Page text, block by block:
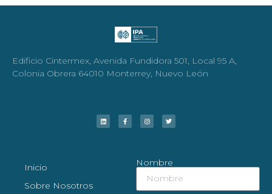
Edificio Cintermex, Avenida Fundidora 501, Local 95 A,
Colonia Obrera 64010 Monterrey, Nuevo León
Inicio
Sobre Nosotros
Nombre